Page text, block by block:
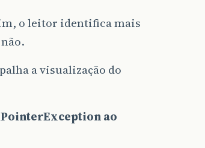
o leitor identifica mais
a visualização do
ao